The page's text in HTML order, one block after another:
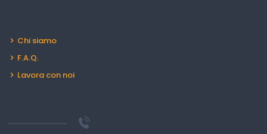
Chi siamo
F.A.Q.
Lavora con noi